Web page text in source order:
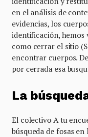
en el análisis de
evidencias, los
identificación, hemos
como cerrar el sitio
encontrar cuerpos.
por cerrada esa
La
El colectivo A tu
búsqueda de fosas